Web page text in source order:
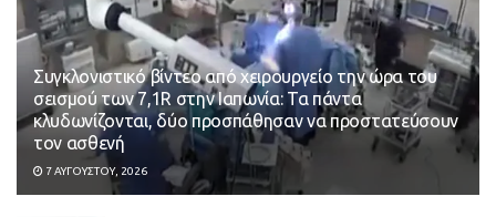
Συγκλονιστικό βίντεο από χειρουργείο την ώρα του
σεισμού των 7,1R στην Ιαπωνία: Τα πάντα
κλυδωνίζονται, δύο προσπάθησαν να προστατεύσουν
τον ασθενή
7 ΑΥΓΟΎΣΤΟΥ, 2026